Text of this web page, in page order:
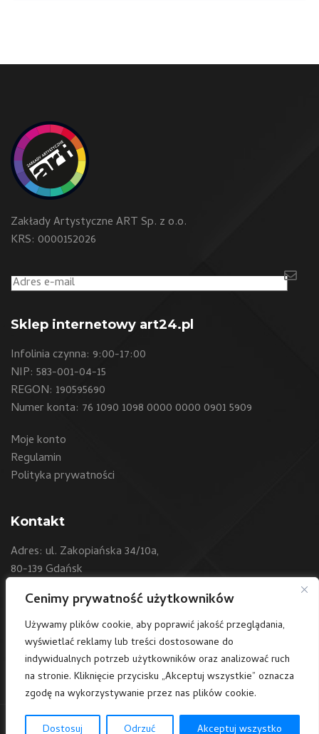
Cenimy prywatność użytkowników
Używamy plików cookie, aby poprawić jakość przeglądania,
wyświetlać reklamy lub treści dostosowane do
indywidualnych potrzeb użytkowników oraz analizować ruch
na stronie. Kliknięcie przycisku „Akceptuj wszystkie” oznacza
zgodę na wykorzystywanie przez nas plików cookie.
Dostosuj Odrzuć Akceptuj wszystko
Zakłady Artystyczne ART Sp. z o.o.
KRS: 0000152026
Sklep internetowy art24.pl
Infolinia czynna: 9:00-17:00
NIP: 583-001-04-15
REGON: 190595690
Numer konta: 76 1090 1098 0000 0000 0901 5909
Moje konto
Regulamin
Polityka prywatności
Kontakt
Adres: ul. Zakopiańska 34/10a,
80-139 Gdańsk
Telefon:+48 604 550 500
E-mail:sklep@art24.pl
/art24polska